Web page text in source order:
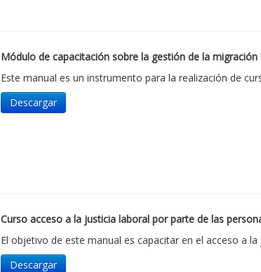
Módulo de capacitación sobre la gestión de la
Este manual es un instrumento para la realización de
Descargar
Curso acceso a la justicia laboral por parte de las
El objetivo de este manual es capacitar en el acceso a
Descargar